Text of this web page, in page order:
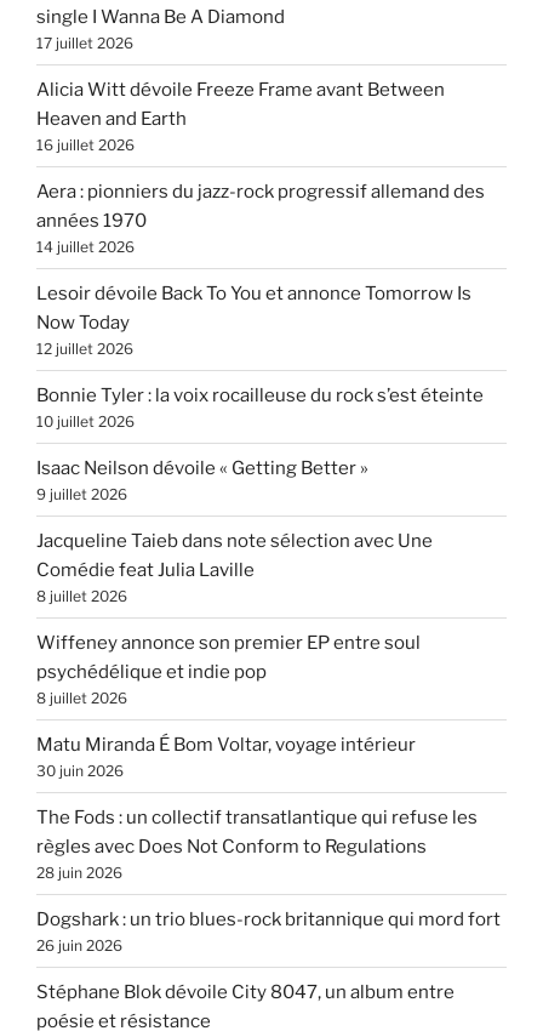
single I Wanna Be A Diamond
17 juillet 2026
Alicia Witt dévoile Freeze Frame avant Between
Heaven and Earth
16 juillet 2026
Aera : pionniers du jazz-rock progressif allemand des
années 1970
14 juillet 2026
Lesoir dévoile Back To You et annonce Tomorrow Is
Now Today
12 juillet 2026
Bonnie Tyler : la voix rocailleuse du rock s’est éteinte
10 juillet 2026
Isaac Neilson dévoile « Getting Better »
9 juillet 2026
Jacqueline Taieb dans note sélection avec Une
Comédie feat Julia Laville
8 juillet 2026
Wiffeney annonce son premier EP entre soul
psychédélique et indie pop
8 juillet 2026
Matu Miranda É Bom Voltar, voyage intérieur
30 juin 2026
The Fods : un collectif transatlantique qui refuse les
règles avec Does Not Conform to Regulations
28 juin 2026
Dogshark : un trio blues-rock britannique qui mord fort
26 juin 2026
Stéphane Blok dévoile City 8047, un album entre
poésie et résistance